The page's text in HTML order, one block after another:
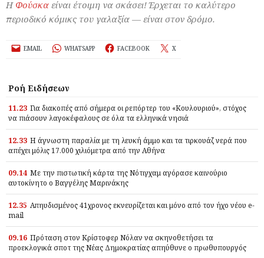
Η Φούσκα είναι έτοιμη να σκάσει! Έρχεται το καλύτερο
περιοδικό κόμικς του γαλαξία — είναι στον δρόμο.
EMAIL WHATSAPP FACEBOOK X
Ροή Ειδήσεων
11.23 Για διακοπές από σήμερα οι ρεπόρτερ του «Κουλουριού», στόχος
να πιάσουν λαγοκέφαλους σε όλα τα ελληνικά νησιά
12.33 Η άγνωστη παραλία με τη λευκή άμμο και τα τιρκουάζ νερά που
απέχει μόλις 17.000 χιλιόμετρα από την Αθήνα
09.14 Με την πιστωτική κάρτα της Νότιγχαμ αγόρασε καινούριο
αυτοκίνητο ο Βαγγέλης Μαρινάκης
12.35 Απηυδισμένος 41χρονος εκνευρίζεται και μόνο από τον ήχο νέου e-
mail
09.16 Πρόταση στον Κρίστοφερ Νόλαν να σκηνοθετήσει τα
προεκλογικά σποτ της Νέας Δημοκρατίας απηύθυνε ο πρωθυπουργός